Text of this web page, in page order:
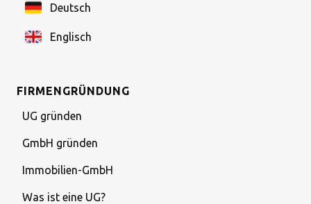
Deutsch
Englisch
FIRMENGRÜNDUNG
UG gründen
GmbH gründen
Immobilien-GmbH
Was ist eine UG?